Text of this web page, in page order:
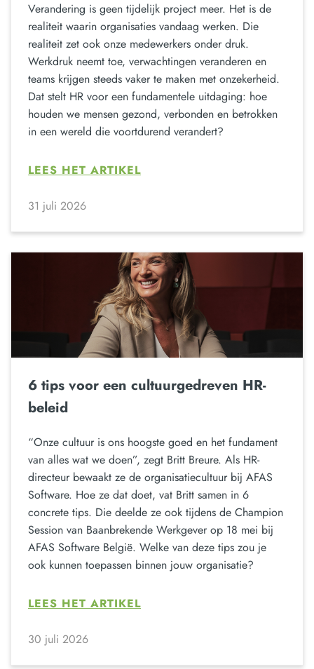
Verandering is geen tijdelijk project meer. Het is de
realiteit waarin organisaties vandaag werken. Die
realiteit zet ook onze medewerkers onder druk.
Werkdruk neemt toe, verwachtingen veranderen en
teams krijgen steeds vaker te maken met onzekerheid.
Dat stelt HR voor een fundamentele uitdaging: hoe
houden we mensen gezond, verbonden en betrokken
in een wereld die voortdurend verandert?
LEES HET ARTIKEL
31 juli 2026
6 tips voor een cultuurgedreven HR-
beleid
“Onze cultuur is ons hoogste goed en het fundament
van alles wat we doen”, zegt Britt Breure. Als HR-
directeur bewaakt ze de organisatiecultuur bij AFAS
Software. Hoe ze dat doet, vat Britt samen in 6
concrete tips. Die deelde ze ook tijdens de Champion
Session van Baanbrekende Werkgever op 18 mei bij
AFAS Software België. Welke van deze tips zou je
ook kunnen toepassen binnen jouw organisatie?
LEES HET ARTIKEL
30 juli 2026